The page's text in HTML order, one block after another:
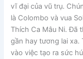
vĩ đại của vũ trụ.
là Colombo và vua
Thích Ca Mâu Ni. Đã
gần hay tương lai xa.
vào việc tạo ra sức